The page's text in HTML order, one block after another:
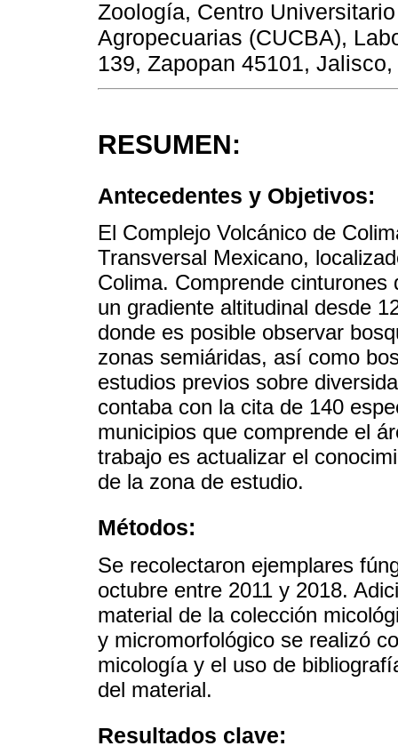
Zoología, Centro
Agropecuarias (CUCBA),
139, Zapopan 45101,
RESUMEN:
Antecedentes y Objetivos:
El Complejo Volcánico de
Transversal Mexicano,
Colima. Comprende
un gradiente altitudinal desde
donde es posible observar
zonas semiáridas, así como
estudios previos sobre
contaba con la cita de 140
municipios que comprende el
trabajo es actualizar el
de la zona de estudio.
Métodos:
Se recolectaron ejemplares
octubre entre 2011 y 2018.
material de la colección
y micromorfológico se realizó
micología y el uso de
del material.
Resultados clave: